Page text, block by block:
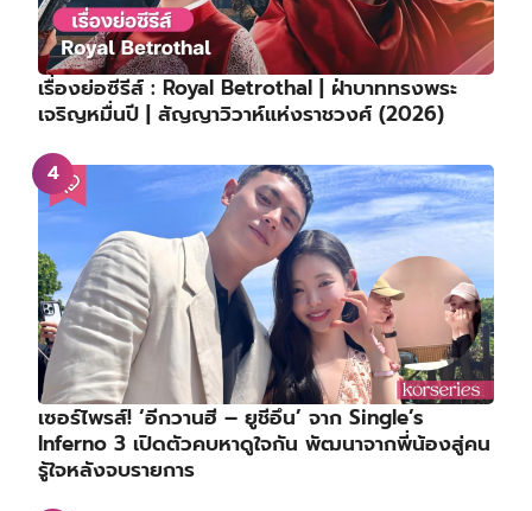
เรื่องย่อซีรีส์ : Royal Betrothal | ฝ่าบาททรงพระ
เจริญหมื่นปี | สัญญาวิวาห์แห่งราชวงศ์ (2026)
เซอร์ไพรส์! ‘อีกวานฮี – ยูชีอึน’ จาก Single’s
Inferno 3 เปิดตัวคบหาดูใจกัน พัฒนาจากพี่น้องสู่คน
รู้ใจหลังจบรายการ